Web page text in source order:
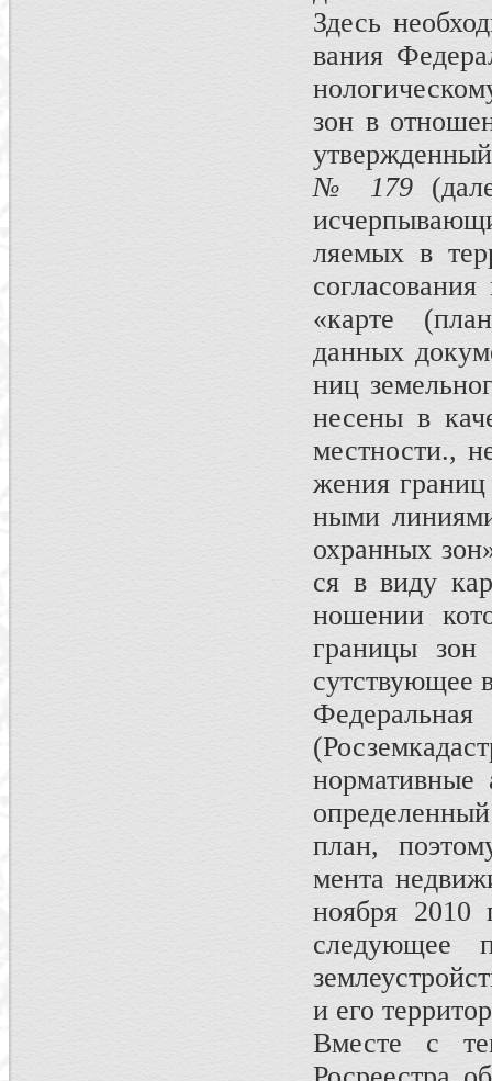
Здесь
вания
зон в
№ 179
ляемых в
«карте
данных
ниц
несены в
местности.,
жения
ными
охранных
ся в виду
ношении
границы
сутствующее
нормативные
план,
мента
ноября
следующее
и его
Вместе с